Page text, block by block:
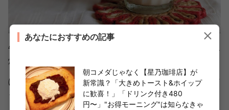
牛乳または豆乳（100ml）と水（50ml）を温め、スパイス
焼酎（大さじ2）を加えるとチャイ風に。
ほっとリラックスできて、冷房で冷えた体を温めるのにぴ
ったりです。お酒が強くない方でも飲みやすい味わいにな
ります。
あなたにおすすめの記事
朝コメダじゃなく【星乃珈琲店】が
新常識？「大きめトースト&ホイップ
に歓喜！」「ドリンク付き480
円〜」"お得モーニング"は知らなきゃ